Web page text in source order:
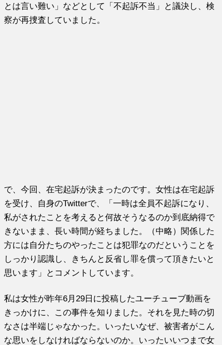
とは言い難い」などとして「不起訴不当」と議決し、検
察が再捜査していました。
で、今回、在宅起訴が決まったのです。女性は在宅起訴
を受け、自身のTwitterで、「一時は全員不起訴になり、
私がされたことを考えると何故そうなるのか到底納得で
きないまま、長い時間が経ちました。（中略）関係した
方には自分たちのやったことは犯罪なのだということを
しっかり認識し、きちんと反省し罪を償って頂きたいと
思います」とコメントしています。
私は女性が昨年6月29日に投稿したユーチューブ動画を
きっかけに、この事件を知りました。それを見た時の切
なさは半端じゃなかった。いったいなぜ、被害者がこん
な思いをしなければならないのか。いったいいつまで女